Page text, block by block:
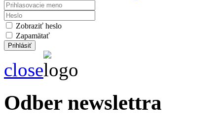
Zobraziť heslo
Zapamätať
close
Odber newslettra